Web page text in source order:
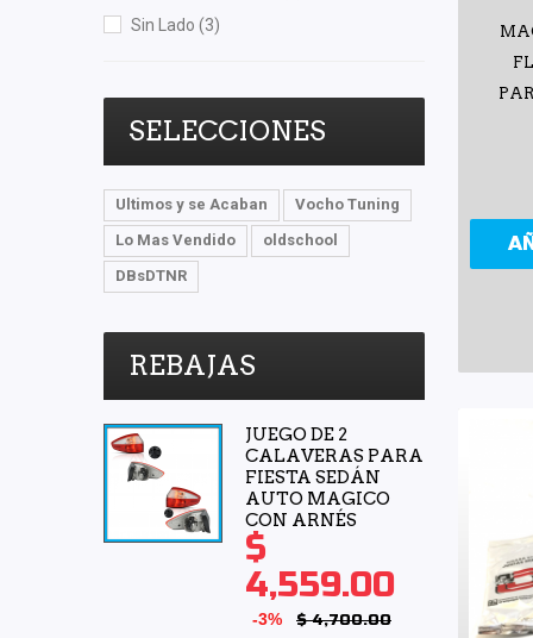
Sin Lado (3)
SELECCIONES
Ultimos y se Acaban
Vocho Tuning
Lo Mas Vendido
oldschool
DBsDTNR
REBAJAS
JUEGO DE 2
CALAVERAS PARA
FIESTA SEDÁN
AUTO MAGICO
CON ARNÉS
$
4,559.00
-3% $ 4,700.00